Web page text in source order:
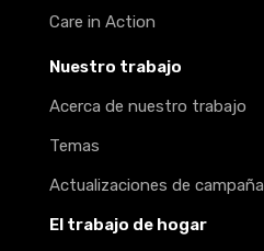
Care in Action
Nuestro trabajo
Acerca de nuestro trabajo
Temas
Actualizaciones de campaña
El trabajo de hogar